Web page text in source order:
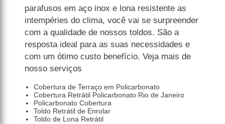
parafusos em aço inox e lona resistente as
intempéries do clima, você vai se surpreender
com a qualidade de nossos toldos. São a
resposta ideal para as suas necessidades e
com um ótimo custo benefício. Veja mais de
nosso serviços
Cobertura de Terraço em Policarbonato
Cobertura Retrátil Policarbonato Rio de Janeiro
Policarbonato Cobertura
Toldo Retrátil de Enrolar
Toldo de Lona Retrátil